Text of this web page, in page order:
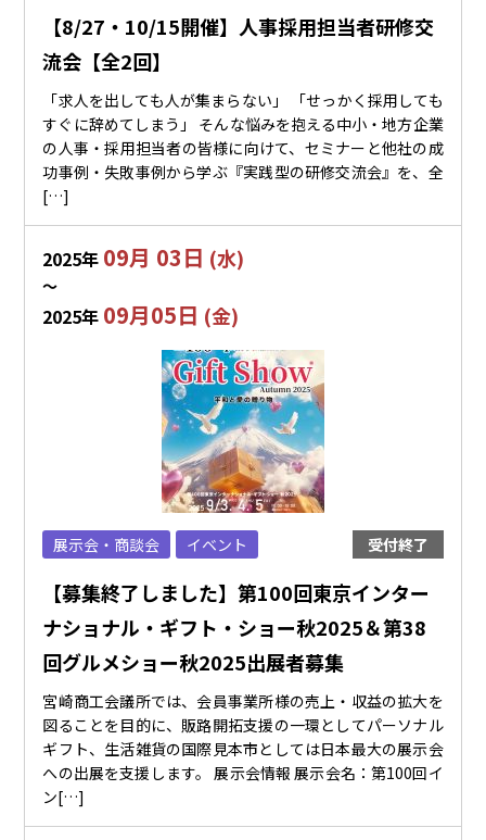
【8/27・10/15開催】人事採用担当者研修交
流会【全2回】
「求人を出しても人が集まらない」 「せっかく採用しても
すぐに辞めてしまう」 そんな悩みを抱える中小・地方企業
の人事・採用担当者の皆様に向けて、セミナーと他社の成
功事例・失敗事例から学ぶ『実践型の研修交流会』を、全
[…]
2025年 09月 03日 (水)
〜
2025年 09月05日 (金)
展示会・商談会 イベント 受付終了
【募集終了しました】第100回東京インター
ナショナル・ギフト・ショー秋2025＆第38
回グルメショー秋2025出展者募集
宮崎商工会議所では、会員事業所様の売上・収益の拡大を
図ることを目的に、販路開拓支援の一環としてパーソナル
ギフト、生活雑貨の国際見本市としては日本最大の展示会
への出展を支援します。 展示会情報 展示会名：第100回イ
ン[…]